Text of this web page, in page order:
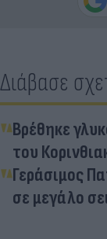
Διάβασε
Βρέθηκε
του
Γεράσιμος
σε μεγάλο